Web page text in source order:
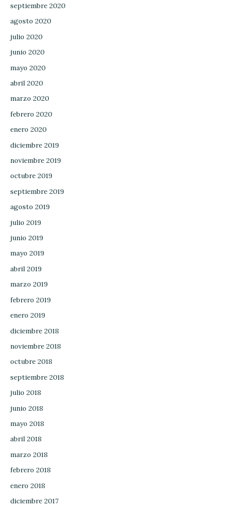
septiembre 2020
agosto 2020
julio 2020
junio 2020
mayo 2020
abril 2020
marzo 2020
febrero 2020
enero 2020
diciembre 2019
noviembre 2019
octubre 2019
septiembre 2019
agosto 2019
julio 2019
junio 2019
mayo 2019
abril 2019
marzo 2019
febrero 2019
enero 2019
diciembre 2018
noviembre 2018
octubre 2018
septiembre 2018
julio 2018
junio 2018
mayo 2018
abril 2018
marzo 2018
febrero 2018
enero 2018
diciembre 2017